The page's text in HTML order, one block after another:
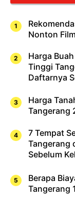
Nonton
Harga
Tinggi
Daftarnya
Harga
Tangerang
7 Tempat
Tangerang
Sebelum
Berapa
Tangerang